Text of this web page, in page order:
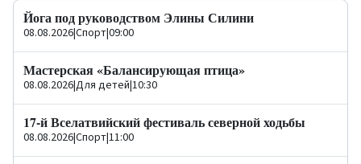
Йога под руководством Элины Силини
08.08.2026|Спорт|09:00
Мастерская «Балансирующая птица»
08.08.2026|Для детей|10:30
17-й Вселатвийский фестиваль северной ходьбы
08.08.2026|Спорт|11:00